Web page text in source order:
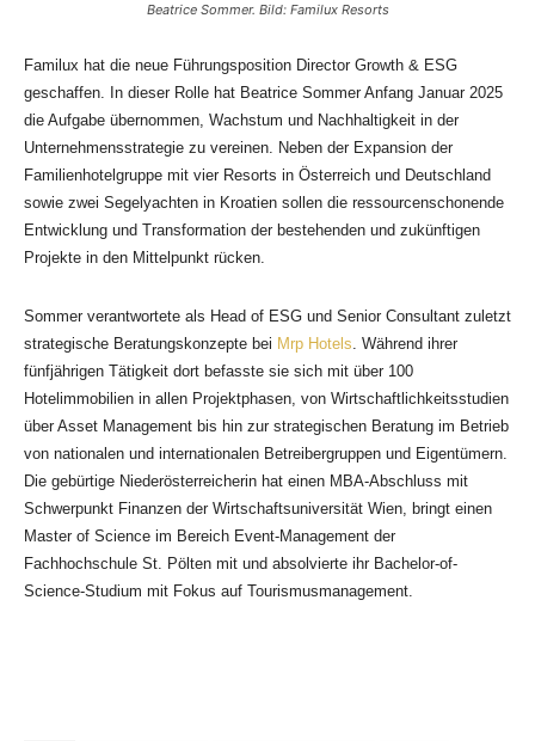
Beatrice Sommer. Bild: Familux Resorts
Familux hat die neue Führungsposition Director Growth & ESG
geschaffen. In dieser Rolle hat Beatrice Sommer Anfang Januar 2025
die Aufgabe übernommen, Wachstum und Nachhaltigkeit in der
Unternehmensstrategie zu vereinen. Neben der Expansion der
Familienhotelgruppe mit vier Resorts in Österreich und Deutschland
sowie zwei Segelyachten in Kroatien sollen die ressourcenschonende
Entwicklung und Transformation der bestehenden und zukünftigen
Projekte in den Mittelpunkt rücken.
Sommer verantwortete als Head of ESG und Senior Consultant zuletzt
strategische Beratungskonzepte bei Mrp Hotels. Während ihrer
fünfjährigen Tätigkeit dort befasste sie sich mit über 100
Hotelimmobilien in allen Projektphasen, von Wirtschaftlichkeitsstudien
über Asset Management bis hin zur strategischen Beratung im Betrieb
von nationalen und internationalen Betreibergruppen und Eigentümern.
Die gebürtige Niederösterreicherin hat einen MBA-Abschluss mit
Schwerpunkt Finanzen der Wirtschaftsuniversität Wien, bringt einen
Master of Science im Bereich Event-Management der
Fachhochschule St. Pölten mit und absolvierte ihr Bachelor-of-
Science-Studium mit Fokus auf Tourismusmanagement.